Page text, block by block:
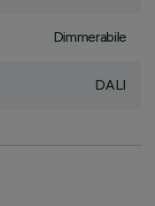
Dimmerabile
DALI